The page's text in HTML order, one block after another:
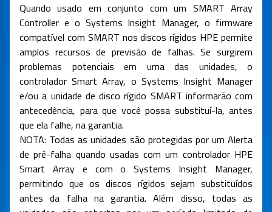
Quando usado em conjunto com um SMART Array
Controller e o Systems Insight Manager, o firmware
compatível com SMART nos discos rígidos HPE permite
amplos recursos de previsão de falhas. Se surgirem
problemas potenciais em uma das unidades, o
controlador Smart Array, o Systems Insight Manager
e/ou a unidade de disco rígido SMART informarão com
antecedência, para que você possa substituí-la, antes
que ela falhe, na garantia.
NOTA: Todas as unidades são protegidas por um Alerta
de pré-falha quando usadas com um controlador HPE
Smart Array e com o Systems Insight Manager,
permitindo que os discos rígidos sejam substituídos
antes da falha na garantia. Além disso, todas as